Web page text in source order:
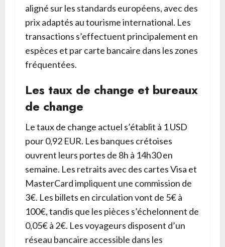
aligné sur les standards européens, avec des
prix adaptés au tourisme international. Les
transactions s’effectuent principalement en
espèces et par carte bancaire dans les zones
fréquentées.
Les taux de change et bureaux
de change
Le taux de change actuel s’établit à 1 USD
pour 0,92 EUR. Les banques crétoises
ouvrent leurs portes de 8h à 14h30 en
semaine. Les retraits avec des cartes Visa et
MasterCard impliquent une commission de
3€. Les billets en circulation vont de 5€ à
100€, tandis que les pièces s’échelonnent de
0,05€ à 2€. Les voyageurs disposent d’un
réseau bancaire accessible dans les